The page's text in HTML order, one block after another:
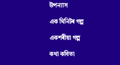
উপন্যাস
এক মিনিটৰ গল্প
একশৰীয়া গল্প
কথা কবিতা